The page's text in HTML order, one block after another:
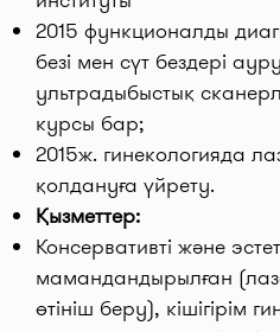
2015 функционалды
безі мен сүт бездері
ультрадыбыстық
курсы бар;
2015ж. гинекологияда
қолдануға үйрету.
Қызметтер:
Консервативті және
мамандандырылған
өтініш беру), кішігірім